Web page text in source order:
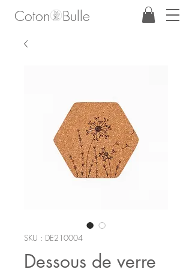
Coton Bulle
SKU : DE210004
Dessous de verre